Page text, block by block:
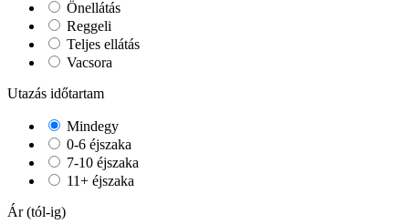
Önellátás
Reggeli
Teljes ellátás
Vacsora
Utazás időtartam
Mindegy
0-6 éjszaka
7-10 éjszaka
11+ éjszaka
Ár (tól-ig)